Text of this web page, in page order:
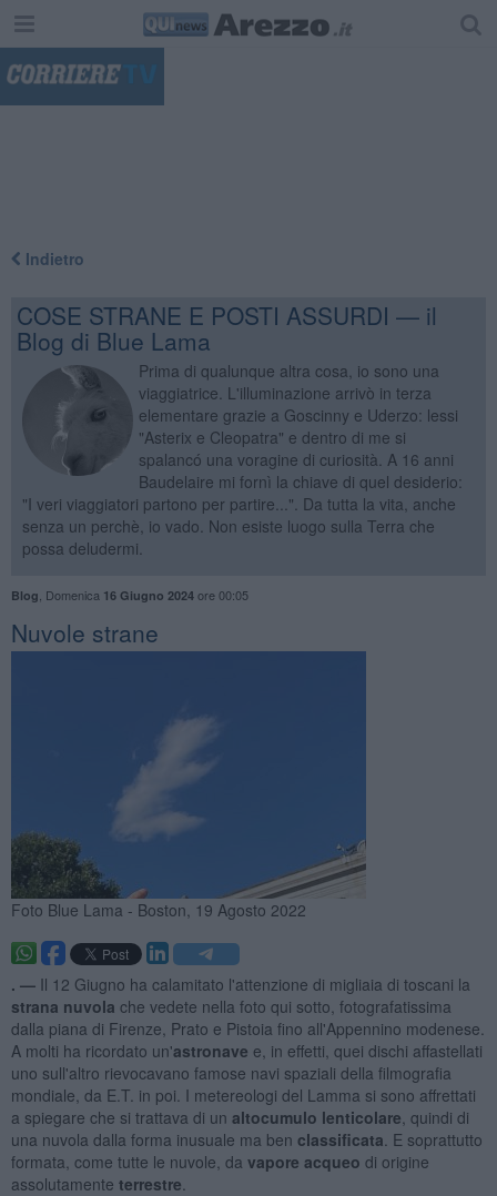
Indietro
COSE STRANE E POSTI ASSURDI — il
Blog di Blue Lama
Prima di qualunque altra cosa, io sono una
viaggiatrice. L'illuminazione arrivò in terza
elementare grazie a Goscinny e Uderzo: lessi
"Asterix e Cleopatra" e dentro di me si
spalancó una voragine di curiosità. A 16 anni
Baudelaire mi fornì la chiave di quel desiderio:
"I veri viaggiatori partono per partire...". Da tutta la vita, anche
senza un perchè, io vado. Non esiste luogo sulla Terra che
possa deludermi.
Blog Domenica 16 Giugno 2024ore 00:05
Nuvole strane
Foto Blue Lama - Boston, 19 Agosto 2022
. — Il 12 Giugno ha calamitato l'attenzione di migliaia di toscani la
strana nuvola che vedete nella foto qui sotto, fotografatissima
dalla piana di Firenze, Prato e Pistoia fino all'Appennino modenese.
A molti ha ricordato un'astronave e, in effetti, quei dischi affastellati
uno sull'altro rievocavano famose navi spaziali della filmografia
mondiale, da E.T. in poi. I metereologi del Lamma si sono affrettati
a spiegare che si trattava di un altocumulo lenticolare , quindi di
una nuvola dalla forma inusuale ma ben classificata . E soprattutto
formata, come tutte le nuvole, da vapore acqueo di origine
assolutamente terrestre